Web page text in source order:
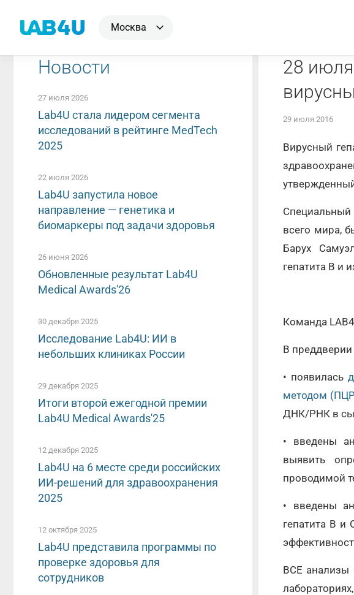
Москва
28
29 июля 2016
Вирусный
Специальный
всего мира,
Барух
гепатита В и
Команда
В преддверии
• появилась
методом
ДНК/РНК в
• введены
выявить
проводимой
• введены
гепатита В и
ВСЕ анализы
Новости
27 июля 2026
Lab4U стала лидером сегмента
исследований в рейтинге MedTech
2025
22 июля 2026
Lab4U запустила новое
направление — генетика и
биомаркеры под задачи здоровья
26 июня 2026
Обновленные результат Lab4U
Medical Awards'26
30 декабря 2025
Исследование Lab4U: ИИ в
небольших клиниках России
29 декабря 2025
Итоги второй ежегодной премии
Lab4U Medical Awards'25
12 декабря 2025
Lab4U на 6 месте среди российских
ИИ-решений для здравоохранения
2025
12 октября 2025
Lab4U представила программы по
проверке здоровья для
сотрудников